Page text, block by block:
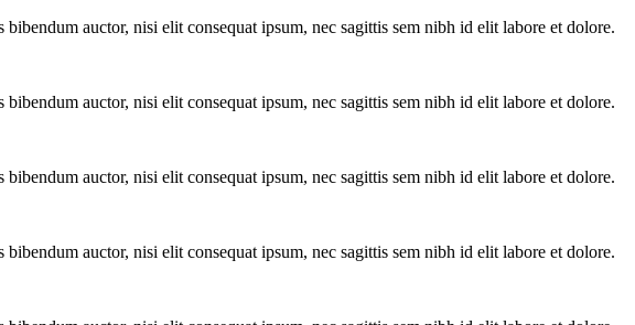
auctor, nisi elit consequat ipsum, nec sagittis sem nibh id elit labore et dolore.
auctor, nisi elit consequat ipsum, nec sagittis sem nibh id elit labore et dolore.
auctor, nisi elit consequat ipsum, nec sagittis sem nibh id elit labore et dolore.
auctor, nisi elit consequat ipsum, nec sagittis sem nibh id elit labore et dolore.